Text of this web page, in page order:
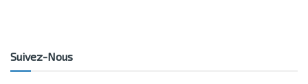
Suivez-Nous